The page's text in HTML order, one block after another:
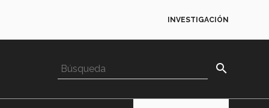
INVESTIGACIÓN
search